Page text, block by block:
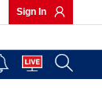
Sign In